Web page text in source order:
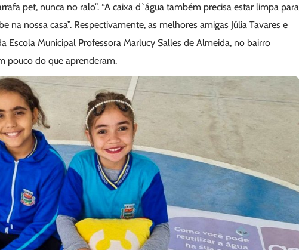
pet, nunca no ralo”. “A caixa d`água também precisa estar limpa para
na nossa casa”. Respectivamente, as melhores amigas Júlia Tavares e
Escola Municipal Professora Marlucy Salles de Almeida, no bairro
pouco do que aprenderam.